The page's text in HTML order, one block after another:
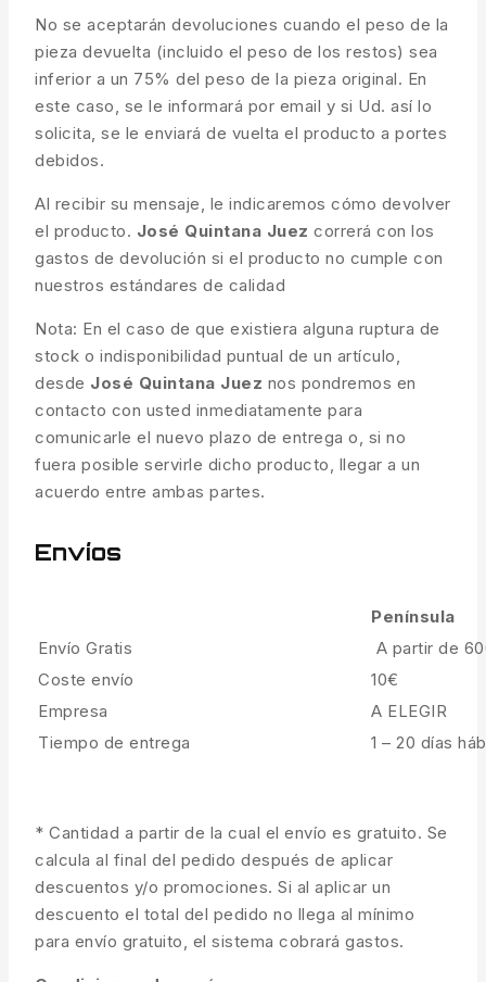
No se aceptarán devoluciones cuando el peso de la
pieza devuelta (incluido el peso de los restos) sea
inferior a un 75% del peso de la pieza original. En
este caso, se le informará por email y si Ud. así lo
solicita, se le enviará de vuelta el producto a portes
debidos.
Al recibir su mensaje, le indicaremos cómo devolver
el producto. José Quintana Juez correrá con los
gastos de devolución si el producto no cumple con
nuestros estándares de calidad
Nota: En el caso de que existiera alguna ruptura de
stock o indisponibilidad puntual de un artículo,
desde José Quintana Juez nos pondremos en
contacto con usted inmediatamente para
comunicarle el nuevo plazo de entrega o, si no
fuera posible servirle dicho producto, llegar a un
acuerdo entre ambas partes.
Envíos
Península
Envío Gratis
A partir de
Coste envío
10€
Empresa
A ELEGIR
Tiempo de entrega
1 – 20 días
* Cantidad a partir de la cual el envío es gratuito. Se
calcula al final del pedido después de aplicar
descuentos y/o promociones. Si al aplicar un
descuento el total del pedido no llega al mínimo
para envío gratuito, el sistema cobrará gastos.